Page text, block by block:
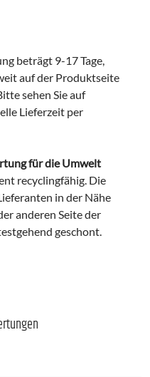
beträgt 9-17 Tage,
auf der Produktseite
sehen Sie auf
Lieferzeit per
für die Umwelt
recyclingfähig. Die
in der Nähe
anderen Seite der
geschont.